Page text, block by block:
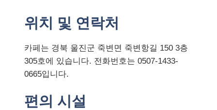
위치 및 연락처
카페는 경북 울진군 죽변면 죽변항길 150 3층
305호에 있습니다. 전화번호는 0507-1433-
0665입니다.
편의 시설